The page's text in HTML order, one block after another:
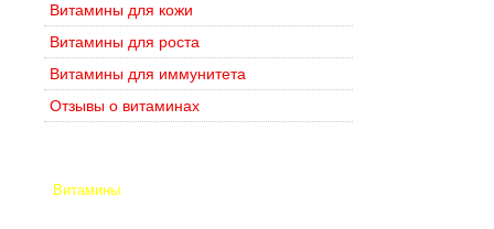
Витамины для кожи
Витамины для роста
Витамины для иммунитета
Отзывы о витаминах
Витамины